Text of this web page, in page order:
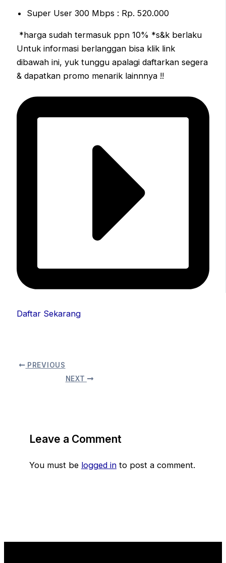
Super User 300 Mbps : Rp. 520.000
*harga sudah termasuk ppn 10% *s&k berlaku
Untuk informasi berlanggan bisa klik link
dibawah ini, yuk tunggu apalagi daftarkan segera
& dapatkan promo menarik lainnnya !!
Daftar Sekarang
PREVIOUS
NEXT
Leave a Comment
You must be logged into post a comment.